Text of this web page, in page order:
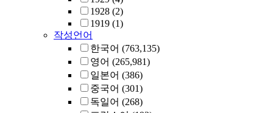
1928 (2)
1919 (1)
작성언어
한국어 (763,135)
영어 (265,981)
일본어 (386)
중국어 (301)
독일어 (268)